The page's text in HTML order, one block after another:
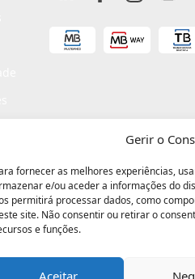
Gerir o
fornecer as melhores experiências,
e/ou aceder a informações do
permitirá processar dados, como
site. Não consentir ou retirar o
e funções.
Aceitar